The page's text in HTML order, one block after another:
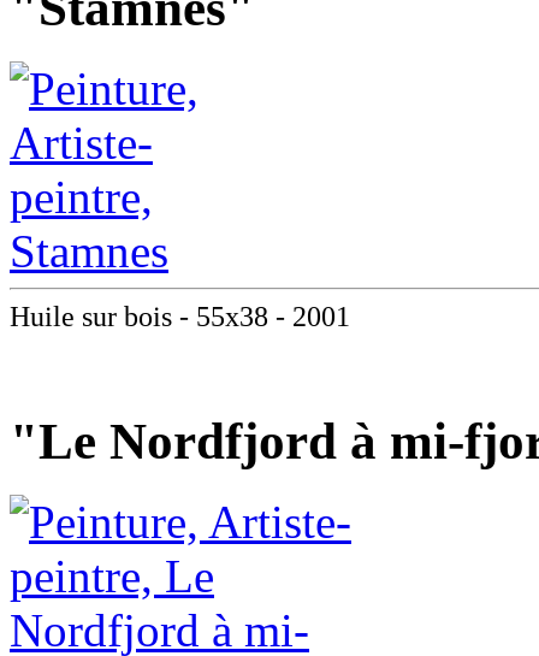
Huile sur bois - 55x38 - 2001
"Le Nordfjord à mi-